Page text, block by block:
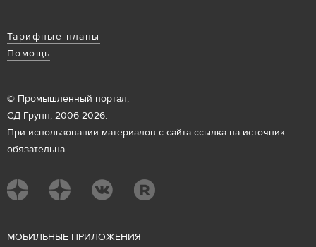
Тарифные планы
Помощь
© Промышленный портал,
СД Групп, 2006-2026.
При использовании материалов с сайта ссылка на источник
обязательна.
МОБИЛЬНЫЕ ПРИЛОЖЕНИЯ